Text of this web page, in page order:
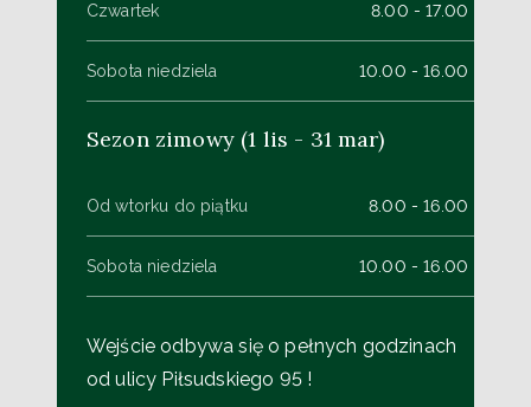
Czwartek 8.00 - 17.00
Sobota niedziela 10.00 - 16.00
Sezon zimowy (1 lis - 31 mar)
Od wtorku do piątku 8.00 - 16.00
Sobota niedziela 10.00 - 16.00
Wejście odbywa się o pełnych godzinach
od ulicy Piłsudskiego 95 !